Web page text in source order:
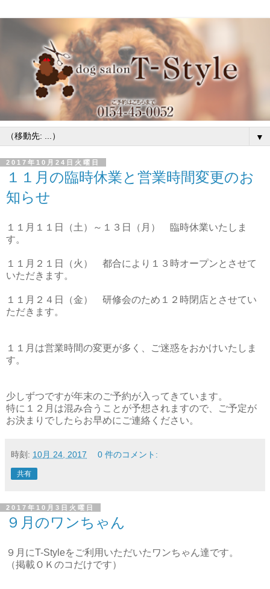
▼
2017年10月24日火曜日
１１月の臨時休業と営業時間変更のお
知らせ
１１月１１日（土）～１３日（月） 臨時休業いたしま
す。
１１月２１日（火） 都合により１３時オープンとさせて
いただきます。
１１月２４日（金） 研修会のため１２時閉店とさせてい
ただきます。
１１月は営業時間の変更が多く、ご迷惑をおかけいたしま
す。
少しずつですが年末のご予約が入ってきています。
特に１２月は混み合うことが予想されますので、ご予定が
お決まりでしたらお早めにご連絡ください。
時刻: 10月 24, 2017 0 件のコメント:
共有
2017年10月3日火曜日
９月のワンちゃん
９月にT-Styleをご利用いただいたワンちゃん達です。
（掲載ＯＫのコだけです）